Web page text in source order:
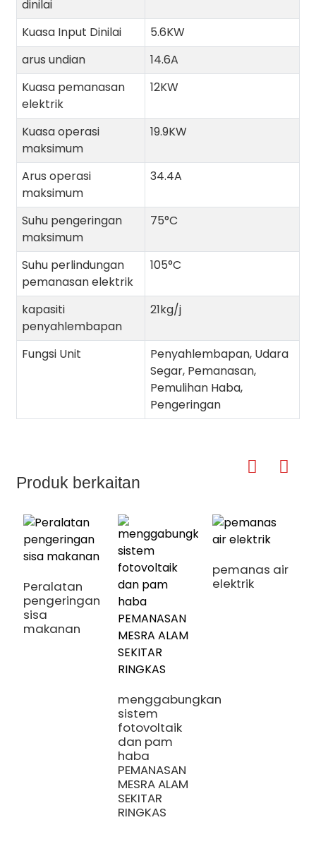
dinilai
Kuasa Input Dinilai
5.6KW
arus undian
14.6A
Kuasa pemanasan
elektrik
12KW
Kuasa operasi
maksimum
19.9KW
Arus operasi
maksimum
34.4A
Suhu pengeringan
maksimum
75°C
Suhu perlindungan
pemanasan elektrik
105°C
kapasiti
penyahlembapan
21kg/j
Fungsi Unit
Penyahlembapan, Udara
Segar, Pemanasan,
Pemulihan Haba,
Pengeringan
Produk berkaitan
Peralatan
pengeringan
sisa
makanan
menggabungkan
sistem
fotovoltaik
dan pam
haba
PEMANASAN
MESRA ALAM
SEKITAR
RINGKAS
pemanas air
elektrik